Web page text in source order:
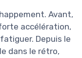
Avant,
accélération,
Depuis le
dans le rétro,